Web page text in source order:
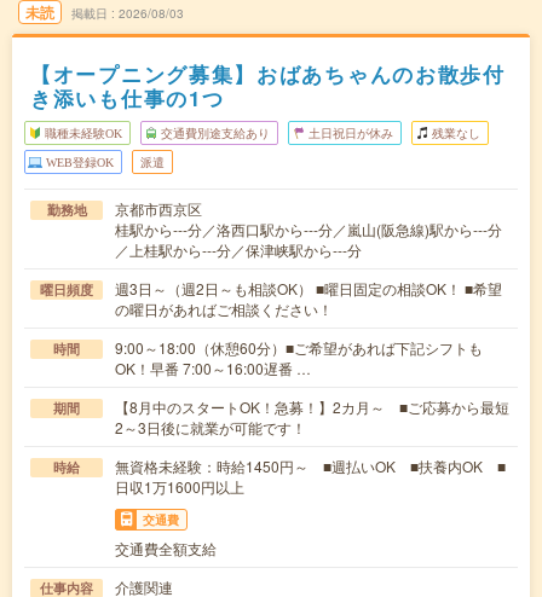
未読 掲載日 2026/08/03
【オープニング募集】おばあちゃんのお散歩付
き添いも仕事の1つ
職種未経験OK 交通費別途支給あり 土日祝日が休み 残業なし
WEB登録OK 派遣
勤務地
京都市西京区
桂駅から---分／洛西口駅から---分／嵐山(阪急線)駅から---分
／上桂駅から---分／保津峡駅から---分
曜日頻度
週3日～（週2日～も相談OK） ■曜日固定の相談OK！ ■希望
の曜日があればご相談ください！
時間
9:00～18:00（休憩60分）■ご希望があれば下記シフトも
OK！早番 7:00～16:00遅番 …
期間
【8月中のスタートOK！急募！】2カ月～ ■ご応募から最短
2～3日後に就業が可能です！
時給
無資格未経験：時給1450円～ ■週払いOK ■扶養内OK ■
日収1万1600円以上
交通費
交通費全額支給
仕事内容 介護関連